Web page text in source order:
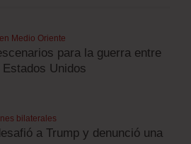
Medio Oriente
para la guerra entre
Estados Unidos
bilaterales
a Trump y denunció una